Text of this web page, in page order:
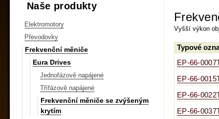
Naše produkty
Elektromotory
Převodovky
Frekvenční měniče
Eura Drives
Jednofázově napájené
Třífázově napájené
Frekvenční měniče se zvýšeným
krytím
Vyšší výkon
Typové
EP-66-
EP-66-
EP-66-
EP-66-